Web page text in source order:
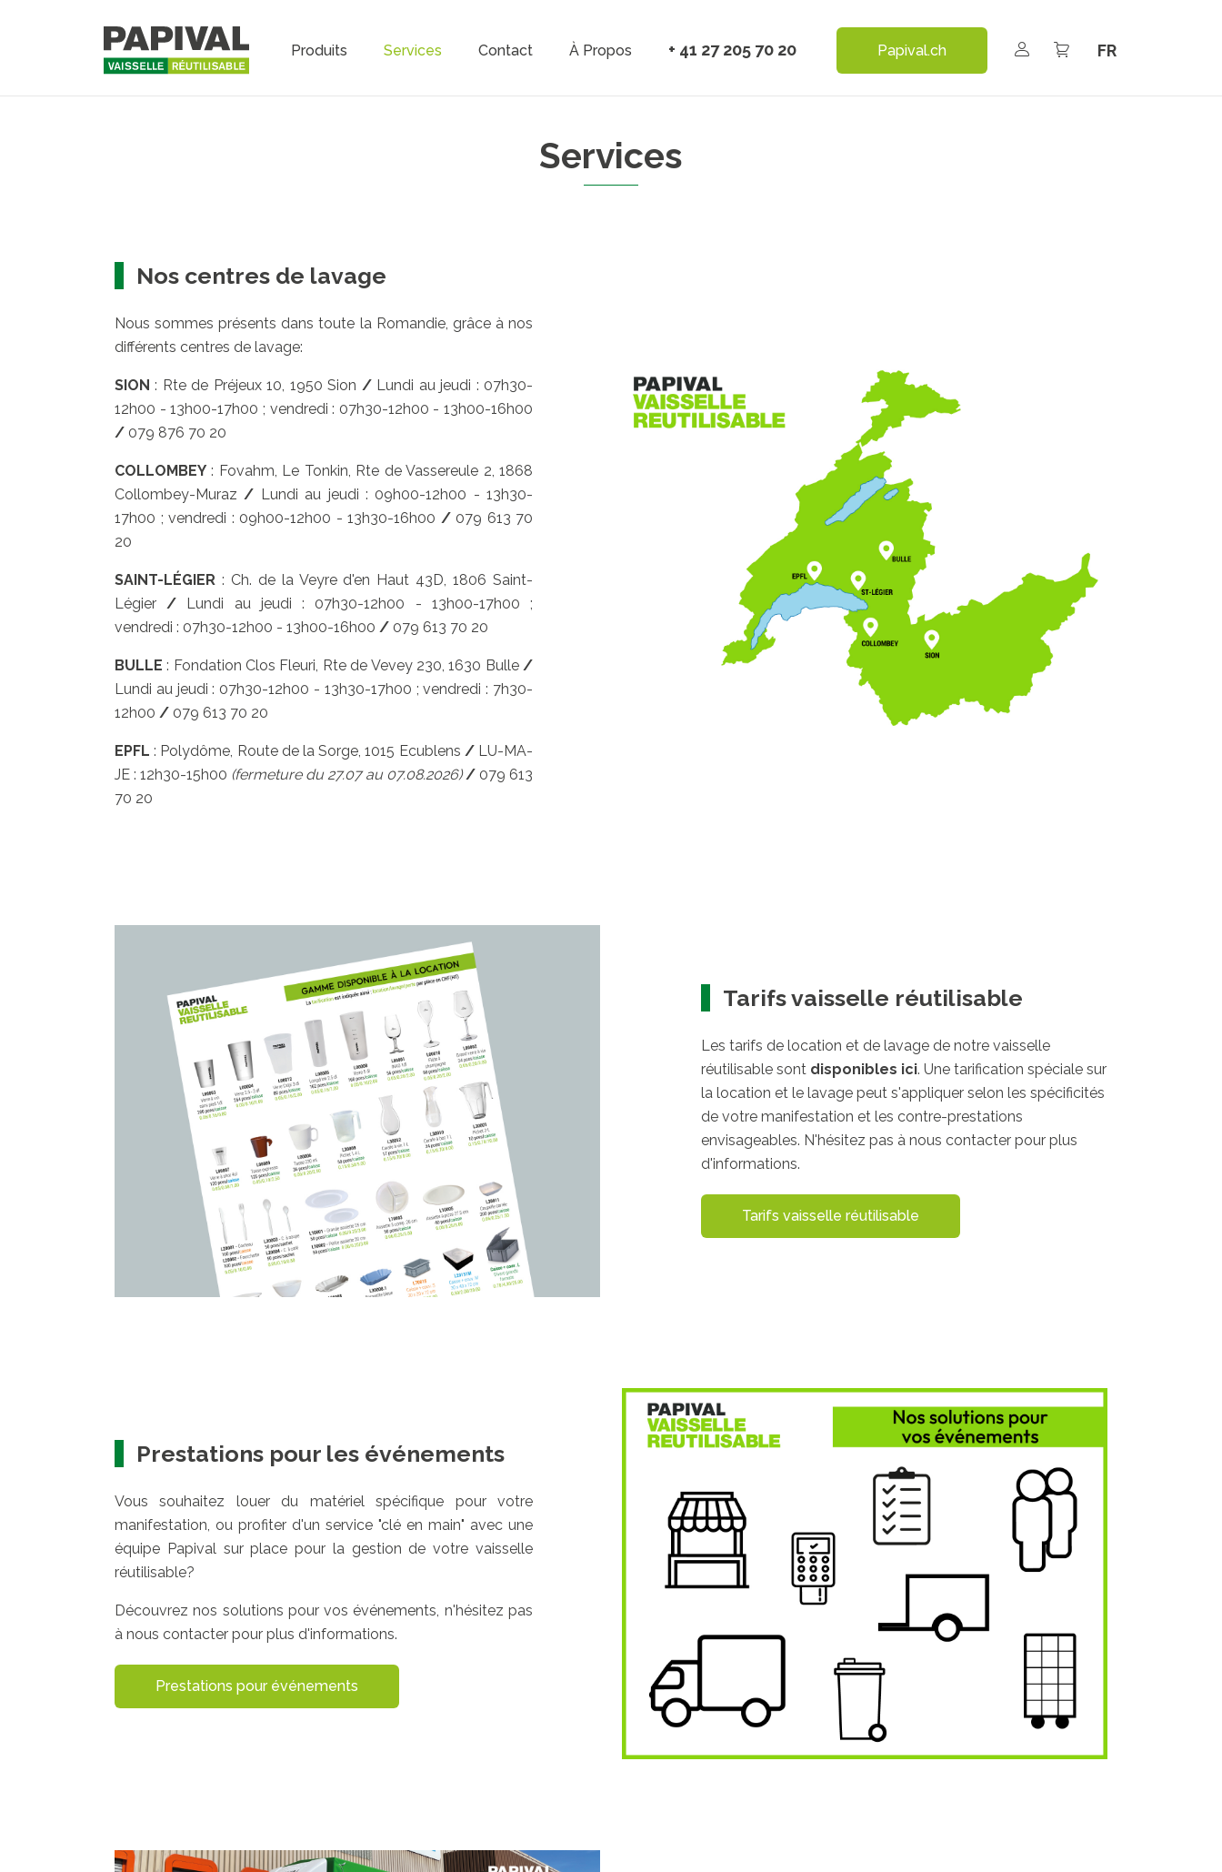
Main navigation
Produits Services Contact À Propos + 41 27 205 70 20 Papival.ch Select your language
Services
Nos centres de lavage
Nous sommes présents dans toute la Romandie, grâce à nos
différents centres de lavage:
SION : Rte de Préjeux 10, 1950 Sion /Lundi au jeudi : 07h30-
12h00 - 13h00-17h00 ; vendredi : 07h30-12h00 - 13h00-16h00
/ 079 876 70 20
COLLOMBEY : Fovahm, Le Tonkin, Rte de Vassereule 2, 1868
Collombey-Muraz/ Lundi au jeudi : 09h00-12h00 - 13h30-
17h00 ; vendredi : 09h00-12h00 - 13h30-16h00 /079 613 70
20
SAINT-LÉGIER : Ch. de la Veyre d'en Haut 43D, 1806 Saint-
Légier/ Lundi au jeudi : 07h30-12h00 - 13h00-17h00 ;
vendredi : 07h30-12h00 - 13h00-16h00 / 079 613 70 20
BULLE : Fondation Clos Fleuri, Rte de Vevey 230, 1630 Bulle /
Lundi au jeudi : 07h30-12h00 - 13h30-17h00 ; vendredi : 7h30-
12h00 / 079 613 70 20
EPFL : Polydôme, Route de la Sorge, 1015 Ecublens /LU-MA-
JE : 12h30-15h00 (fermeture du 27.07 au 07.08.2026) / 079 613
70 20
Tarifs vaisselle réutilisable
Les tarifs de location et de lavage de notre vaisselle
réutilisable sont disponibles ici. Une tarification spéciale sur
la location et le lavage peut s'appliquer selon les spécificités
de votre manifestation et les contre-prestations
envisageables. N'hésitez pas à nous contacter pour plus
d'informations.
Tarifs vaisselle réutilisable
Prestations pour les événements
Vous souhaitez louer du matériel spécifique pour votre
manifestation, ou profiter d'un service "clé en main" avec une
équipe Papival sur place pour la gestion de votre vaisselle
réutilisable?
Découvrez nos solutions pour vos événements, n'hésitez pas
à nous contacter pour plus d'informations.
Prestations pour événements